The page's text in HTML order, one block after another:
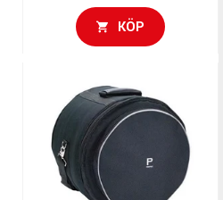
KÖP